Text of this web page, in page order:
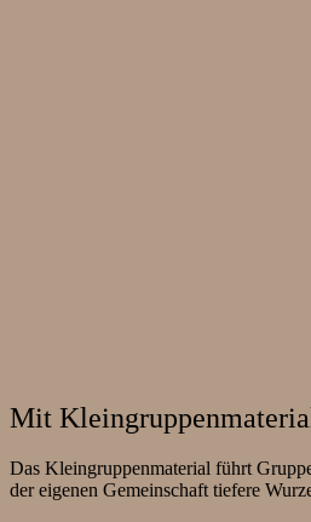
Mit
Das Kleingruppenmaterial führt
der eigenen Gemeinschaft tiefere